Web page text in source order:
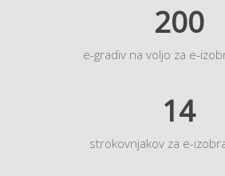
200
e-gradiv na voljo za e-
14
strokovnjakov za e-